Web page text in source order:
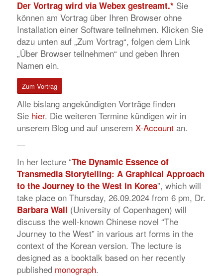
Der Vortrag wird via Webex gestreamt.* Sie
können am Vortrag über Ihren Browser ohne
Installation einer Software teilnehmen. Klicken Sie
dazu unten auf „Zum Vortrag“, folgen dem Link
„Über Browser teilnehmen“ und geben Ihren
Namen ein.
Zum Vortrag
Alle bislang angekündigten Vorträge finden
Sie hier. Die weiteren Termine kündigen wir in
unserem Blog und auf unserem X-Accountan.
—
In her lecture “The Dynamic Essence of
Transmedia Storytelling: A Graphical Approach
to the Journey to the West in Korea”, which will
take place on Thursday, 26.09.2024 from 6 pm, Dr.
Barbara Wall (University of Copenhagen) will
discuss the well-known Chinese novel “The
Journey to the West” in various art forms in the
context of the Korean version. The lecture is
designed as a booktalk based on her recently
published monograph.